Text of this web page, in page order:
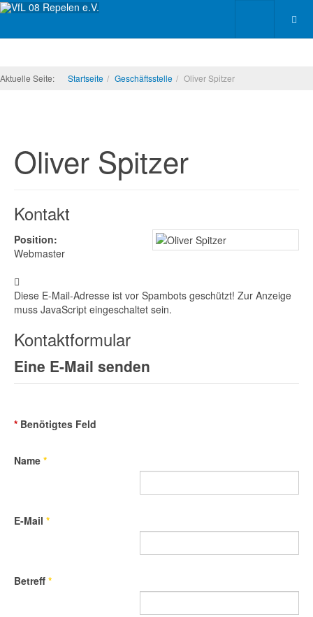
Aktuelle Seite: Startseite Geschäftsstelle Oliver Spitzer
Oliver Spitzer
Kontakt
Position:
Webmaster
Diese E-Mail-Adresse ist vor Spambots geschützt! Zur Anzeige
muss JavaScript eingeschaltet sein.
Kontaktformular
Eine E-Mail senden
* Benötigtes Feld
Name *
E-Mail *
Betreff *